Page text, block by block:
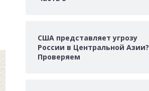
США представляет угрозу
России в Центральной Азии?
Проверяем